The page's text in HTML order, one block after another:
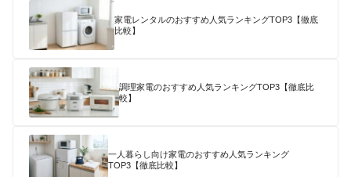
家電レンタルのおすすめ人気ランキングTOP3【徹底
比較】
調理家電のおすすめ人気ランキングTOP3【徹底比
較】
一人暮らし向け家電のおすすめ人気ランキング
TOP3【徹底比較】